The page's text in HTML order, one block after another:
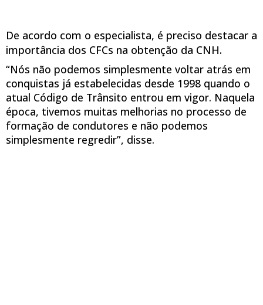
De acordo com o especialista, é preciso destacar a
importância dos CFCs na obtenção da CNH.
“Nós não podemos simplesmente voltar atrás em
conquistas já estabelecidas desde 1998 quando o
atual Código de Trânsito entrou em vigor. Naquela
época, tivemos muitas melhorias no processo de
formação de condutores e não podemos
simplesmente regredir”, disse.